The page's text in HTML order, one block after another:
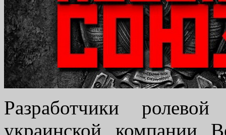
Разработчики
украинской компании